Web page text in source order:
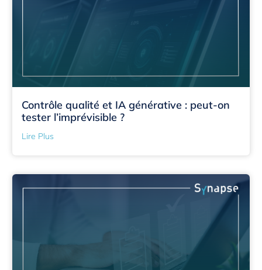
Contrôle qualité et IA générative : peut-on
tester l’imprévisible ?
Lire Plus